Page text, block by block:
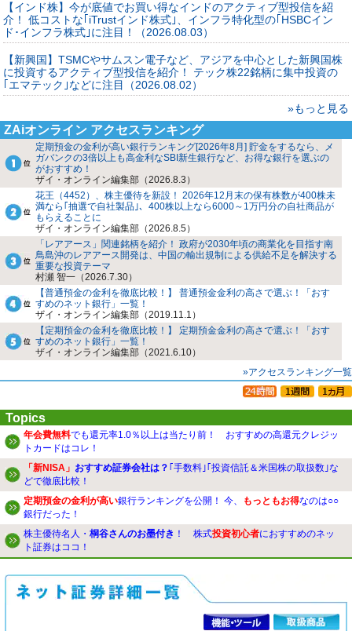
【インド株】今が底値でお買い得なインドのアクティブ型投信を紹
介！ 低コストな｢iTrustインド株式｣、インフラ特化型の｢HSBCイン
ド･インフラ株式｣に注目！（2026.08.03）
【新興国】TSMCやサムスン電子など、アジアを中心とした新興国株
に投資するアクティブ型投信を紹介！ テック株22銘柄に集中投資の
｢エマテック｣などに注目（2026.08.02）
»もっと見る
ZAiオンライン アクセスランキング
定期預金の金利が高い銀行ランキング[2026年8月] 貯金をするなら、メ
ガバンクの3倍以上も高金利なSBI新生銀行など、お得な銀行を選ぶの
がおすすめ！
ザイ・オンライン編集部（2026.8.3）
花王（4452）、株主優待を新設！ 2026年12月末の保有株数が400株未
満なら｢抽選で自社製品｣、400株以上なら6000～1万円分の自社商品が
もらえることに
ザイ・オンライン編集部（2026.8.5）
「レアアース」関連銘柄を紹介！ 政府が2030年頃の商業化を目指す南
鳥島沖のレアアース開発は、中国の輸出規制による供給不足を解決する
重要な投資テーマ
村瀬 智一（2026.7.30）
【普通預金の金利を徹底比較！】 普通預金金利の高さで選ぶ！「おす
すめのネット銀行」一覧！
ザイ・オンライン編集部（2019.11.1）
【定期預金の金利を徹底比較！】 定期預金金利の高さで選ぶ！「おす
すめのネット銀行」一覧！
ザイ・オンライン編集部（2021.6.10）
»アクセスランキング一覧
Topics
年会費無料でも還元率1.0％以上は当たり前！ おすすめの高還元クレジッ
トカードはコレ！
「新NISA」 おすすめ証券会社は？ ｢手数料｣｢投資信託＆米国株の取扱数｣な
どで徹底比較！
定期預金の金利が高い銀行ランキングを公開！ 今、 もっともお得なのは○○
銀行だった！
株主優待名人・ 桐谷さんのお墨付き ！ 株式投資初心者におすすめのネッ
ト証券はココ！